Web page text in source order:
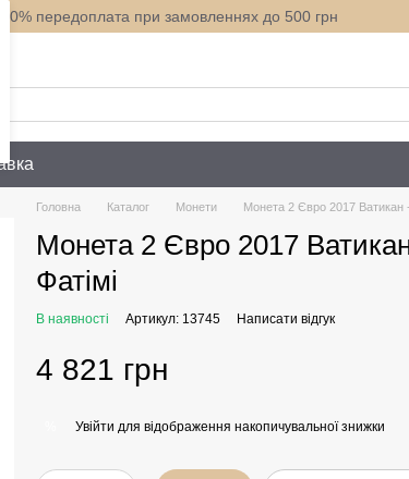
передоплата при замовленнях до 500 грн
Головна Каталог Монети Монета 2 Євро 2017 Ватикан -
Монета 2 Євро 2017
Фатімі
В наявності Артикул: 13745 Написати відгук
4 821 грн
Увійти для відображення накопичувальної знижки